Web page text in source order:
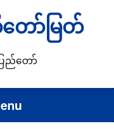
တော်မြတ်
ြည်တော်